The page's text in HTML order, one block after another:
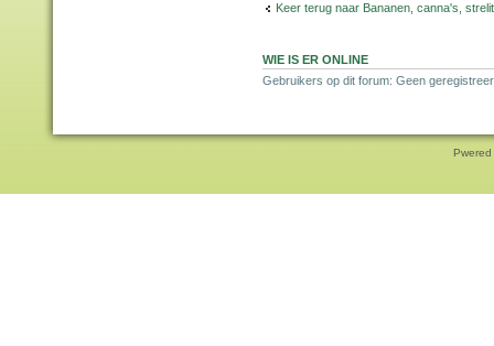
Keer terug naar Bananen, canna's,
WIE IS ER ONLINE
Gebruikers op dit forum: Geen